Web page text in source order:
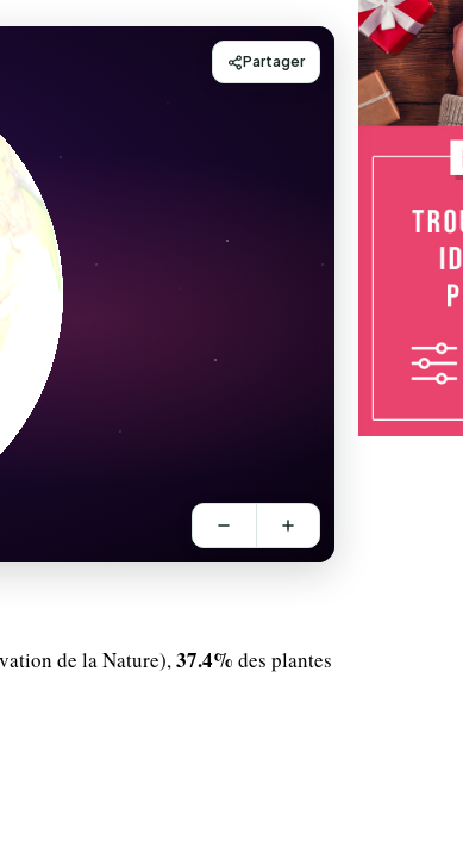
de la Nature),37.4% des plantes